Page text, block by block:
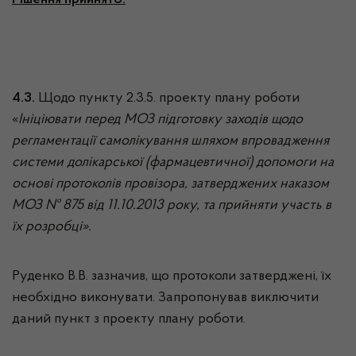
4.3. Щодо пункту 2.3.5. проекту плану роботи
«Ініціювати перед МОЗ підготовку заходів щодо
регламентації самолікування шляхом впровадження
системи долікарської (фармацевтичної) допомоги на
основі протоколів провізора, затверджених наказом
МОЗ № 875 від 11.10.2013 року, та прийняти участь в
їх розробці».
Руденко В.В. зазначив, що протоколи затверджені, їх
необхідно виконувати. Запропонував виключити
даний пункт з проекту плану роботи.